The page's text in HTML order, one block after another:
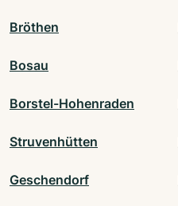
Bröthen
Bosau
Borstel-Hohenraden
Struvenhütten
Geschendorf